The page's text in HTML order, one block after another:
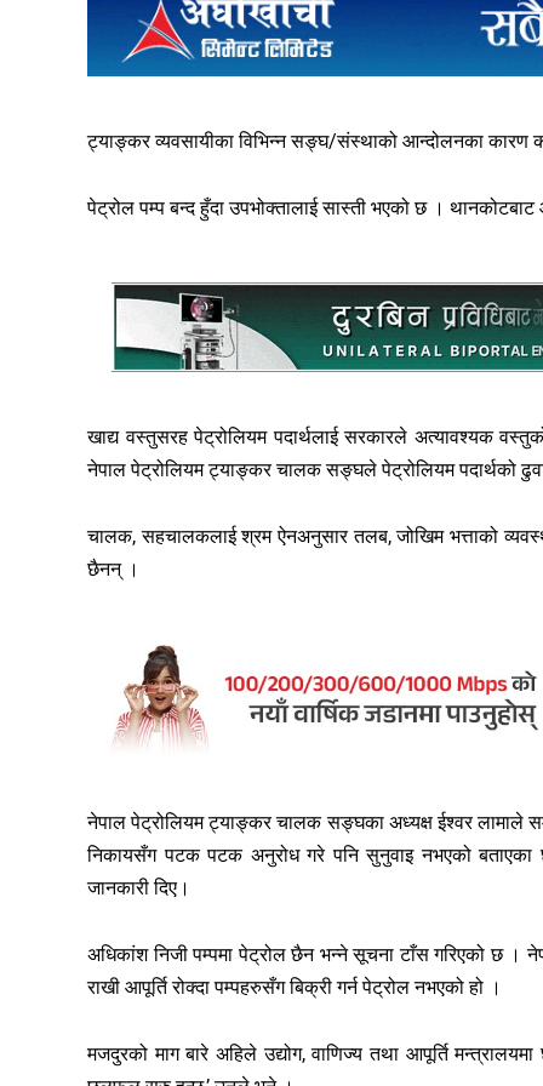
ट्याङ्कर व्यवसायीका विभिन्न सङ्घ/संस्थाको आन्दोलनका कारण
पेट्रोल पम्प बन्द हुँदा उपभोक्तालाई सास्ती भएको छ ।
खाद्य वस्तुसरह पेट्रोलियम पदार्थलाई सरकारले अत्यावश्यक
नेपाल पेट्रोलियम ट्याङ्कर चालक सङ्घले पेट्रोलियम पदार्थको
चालक, सहचालकलाई श्रम ऐनअनुसार तलब, जोखिम भत्ताको
छैनन् ।
नेपाल पेट्रोलियम ट्याङ्कर चालक सङ्घका अध्यक्ष ईश्वर लामाले
निकायसँग पटक पटक अनुरोध गरे पनि सुनुवाइ नभएको
जानकारी दिए।
अधिकांश निजी पम्पमा पेट्रोल छैन भन्ने सूचना टाँस गरिएको छ ।
राखी आपूर्ति रोक्दा पम्पहरुसँग बिक्री गर्न पेट्रोल नभएको हो ।
मजदुरको माग बारे अहिले उद्योग, वाणिज्य तथा आपूर्ति